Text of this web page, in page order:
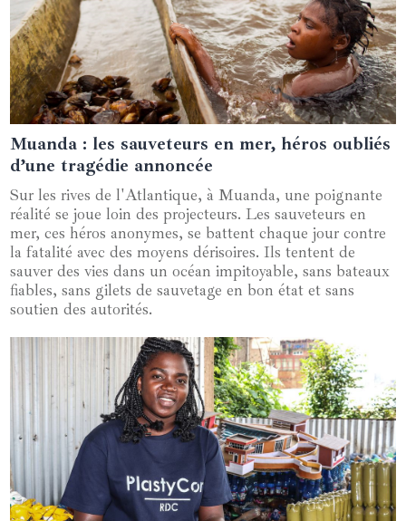
04 février 2025
Muanda : les sauveteurs en mer, héros oubliés
d’une tragédie annoncée
Sur les rives de l'Atlantique, à Muanda, une poignante
réalité se joue loin des projecteurs. Les sauveteurs en
mer, ces héros anonymes, se battent chaque jour contre
la fatalité avec des moyens dérisoires. Ils tentent de
sauver des vies dans un océan impitoyable, sans bateaux
fiables, sans gilets de sauvetage en bon état et sans
soutien des autorités.